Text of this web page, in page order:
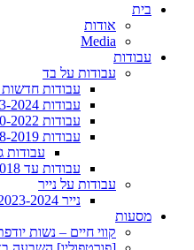
בית
אודות
Media
עבודות
עבודות על בד
עבודות חדשות 2025
עבודות 2023-2024
עבודות 2020-2022
עבודות 2018-2019
עבודות
עבודות עד 2018
עבודות על נייר
נייר 2023-2024
מסעות
קווי חיים – נשות